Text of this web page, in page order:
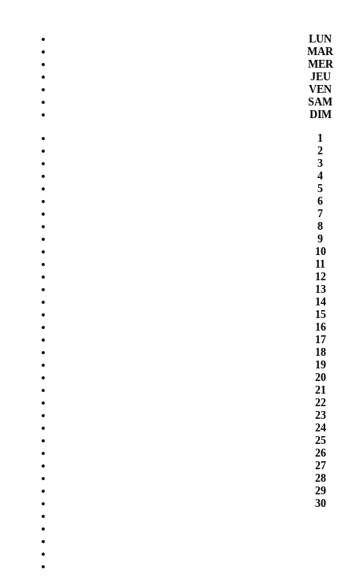
LUN
MAR
MER
JEU
VEN
SAM
DIM
1
2
3
4
5
6
7
8
9
10
11
12
13
14
15
16
17
18
19
20
21
22
23
24
25
26
27
28
29
30